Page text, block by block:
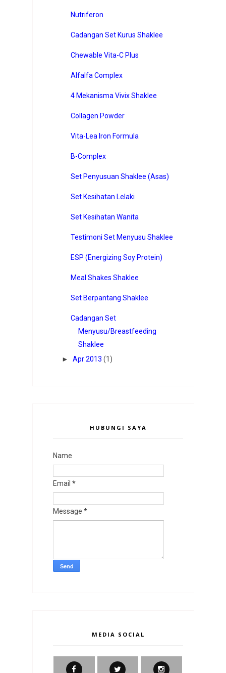
Nutriferon
Cadangan Set Kurus Shaklee
Chewable Vita-C Plus
Alfalfa Complex
4 Mekanisma Vivix Shaklee
Collagen Powder
Vita-Lea Iron Formula
B-Complex
Set Penyusuan Shaklee (Asas)
Set Kesihatan Lelaki
Set Kesihatan Wanita
Testimoni Set Menyusu Shaklee
ESP (Energizing Soy Protein)
Meal Shakes Shaklee
Set Berpantang Shaklee
Cadangan Set
Menyusu/Breastfeeding
Shaklee
► Apr 2013 (1)
HUBUNGI SAYA
Name
Email *
Message *
MEDIA SOCIAL